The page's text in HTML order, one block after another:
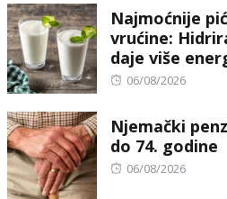
Najmoćnije
vrućine:
daje više
Posted
06/08/2026
Njemački
do 74. godine
Posted
06/08/2026